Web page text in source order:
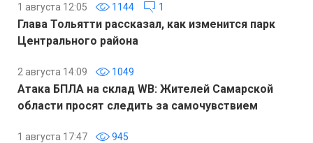
1 августа 12:05 1144 1
Глава Тольятти рассказал, как изменится парк
Центрального района
2 августа 14:09 1049
Атака БПЛА на склад WB: Жителей Самарской
области просят следить за самочувствием
1 августа 17:47 945